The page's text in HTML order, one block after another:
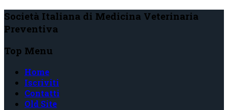
Società Italiana di Medicina Veterinaria
Preventiva
Top Menu
Home
Iscriviti
Contatti
Old Site